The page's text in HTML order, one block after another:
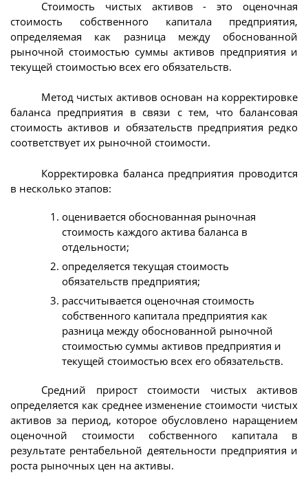
Стоимость чистых активов - это оценочная
стоимость собственного капитала предприятия,
определяемая как разница между обоснованной
рыночной стоимостью суммы активов предприятия и
текущей стоимостью всех его обязательств.
Метод чистых активов основан на корректировке
баланса предприятия в связи с тем, что балансовая
стоимость активов и обязательств предприятия редко
соответствует их рыночной стоимости.
Корректировка баланса предприятия проводится
в несколько этапов:
оценивается обоснованная рыночная
стоимость каждого актива баланса в
отдельности;
определяется текущая стоимость
обязательств предприятия;
рассчитывается оценочная стоимость
собственного капитала предприятия как
разница между обоснованной рыночной
стоимостью суммы активов предприятия и
текущей стоимостью всех его обязательств.
Средний прирост стоимости чистых активов
определяется как среднее изменение стоимости чистых
активов за период, которое обусловлено наращением
оценочной стоимости собственного капитала в
результате рентабельной деятельности предприятия и
роста рыночных цен на активы.